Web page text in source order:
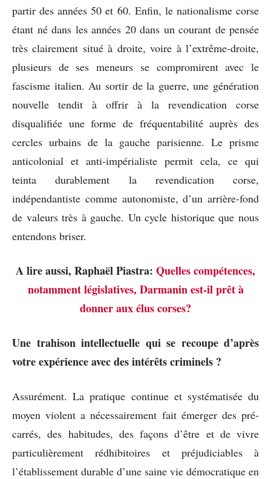
partir des années 50 et 60. Enfin, le nationalisme corse
étant né dans les années 20 dans un courant de pensée
très clairement situé à droite, voire à l’extrême-droite,
plusieurs de ses meneurs se compromirent avec le
fascisme italien. Au sortir de la guerre, une génération
nouvelle tendit à offrir à la revendication corse
disqualifiée une forme de fréquentabilité auprès des
cercles urbains de la gauche parisienne. Le prisme
anticolonial et anti-impérialiste permit cela, ce qui
teinta durablement la revendication corse,
indépendantiste comme autonomiste, d’un arrière-fond
de valeurs très à gauche. Un cycle historique que nous
entendons briser.
A lire aussi, Raphaël Piastra: Quelles compétences,
notamment législatives, Darmanin est-il prêt à
donner aux élus corses?
Une trahison intellectuelle qui se recoupe d’après
votre expérience avec des intérêts criminels ?
Assurément. La pratique continue et systématisée du
moyen violent a nécessairement fait émerger des pré-
carrés, des habitudes, des façons d’être et de vivre
particulièrement rédhibitoires et préjudiciables à
l’établissement durable d’une saine vie démocratique en